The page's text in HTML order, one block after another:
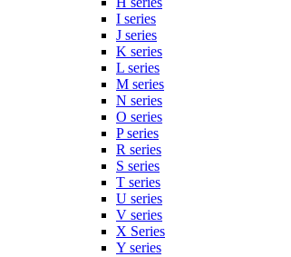
I series
J series
K series
L series
M series
N series
O series
P series
R series
S series
T series
U series
V series
X Series
Y series